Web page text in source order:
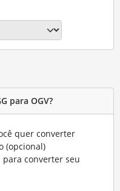
para OGV?
quer converter
(opcional)
converter seu